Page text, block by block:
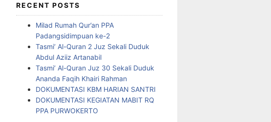
RECENT POSTS
Milad Rumah Qur’an PPA
Padangsidimpuan ke-2
Tasmi’ Al-Quran 2 Juz Sekali Duduk
Abdul Aziiz Artanabil
Tasmi’ Al-Quran Juz 30 Sekali Duduk
Ananda Faqih Khairi Rahman
DOKUMENTASI KBM HARIAN SANTRI
DOKUMENTASI KEGIATAN MABIT RQ
PPA PURWOKERTO